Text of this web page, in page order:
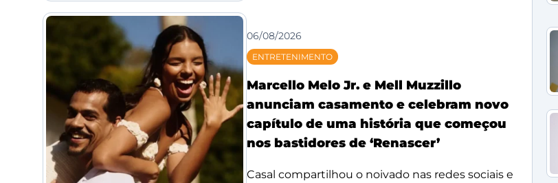
06/08/2026
ENTRETENIMENTO
Marcello Melo Jr. e Mell Muzzillo
anunciam casamento e celebram novo
capítulo de uma história que começou
nos bastidores de ‘Renascer’
Casal compartilhou o noivado nas redes sociais e